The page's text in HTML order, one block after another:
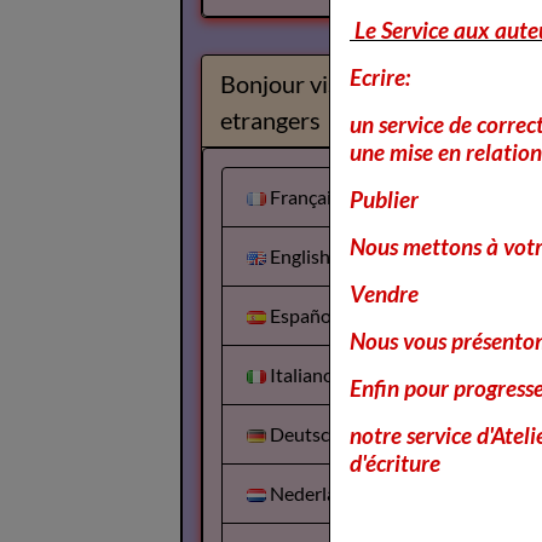
Bonjour visiteurs
etrangers
Français
English
Español
Italiano
Deutsch
Nederlands
Le Service aux
Ecrire:
un service de
une mise en
Publier
Nous mettons à
Vendre
Nous vous
Enfin pour
notre service
d'écriture